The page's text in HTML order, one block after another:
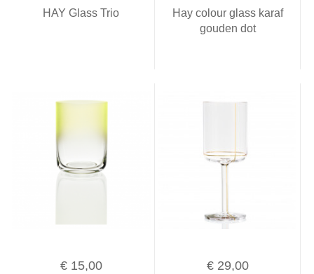
HAY Glass Trio
Hay colour glass karaf
gouden dot
€ 15,00 € 29,00